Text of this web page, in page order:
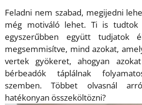
Feladni nem szabad, megijedni
még motiváló lehet. Ti is tudtok
egyszerűbben együtt tudjatok
megsemmisítve, mind azokat,
vertek gyökeret, ahogyan
bérbeadók táplálnak
szemben. Többet olvasnál
hatékonyan összeköltözni?